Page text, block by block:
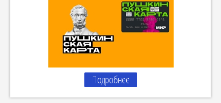
Подробнее